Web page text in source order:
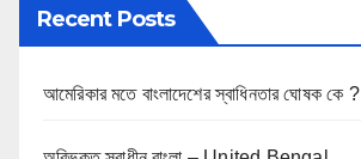
Recent Posts
আমেরিকার মতে বাংলাদেশের স্বাধিনতার ঘোষক কে ?